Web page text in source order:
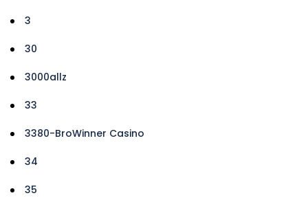
3
30
3000allz
33
3380-BroWinner Casino
34
35